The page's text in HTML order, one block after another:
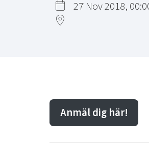
27 Nov 2018,
Anmäl dig här!